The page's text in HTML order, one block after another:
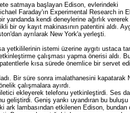
satmaya başlayan Edison, evlerindeki
Faraday'ın Experimental Research in
yandanda kendi deneylerine ağırlık
bir oy kayıt makinasının patentini aldı.
ayrılarak New York'a yerleşti.
yetkililerinin istemi üzerine aygıtı ustaca
çalışması yapma önerisi aldı.
kısa sürede önemlice bir servet
Bir süre sonra imalathanesini kapatarak
çalışmalara ayırdı.
ekleyerek telefonu yetkinleştirdi. Ses
geliştirdi. Geniş yankı uyandıran bu buluşu
ark lambasından etkilenen Edison, bundan